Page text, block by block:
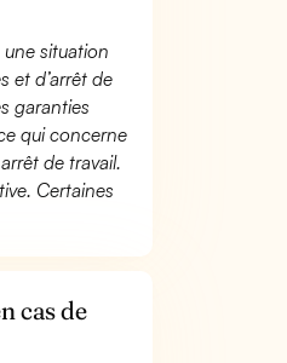
une situation
et d’arrêt de
garanties
qui concerne
de travail.
Certaines
cas de